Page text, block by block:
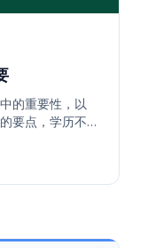
的重要性，以
要点，学历不